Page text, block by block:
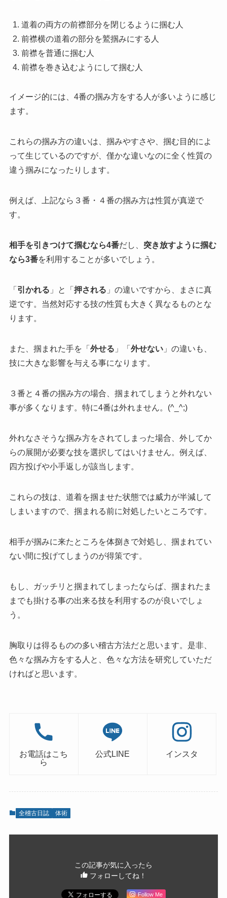
道着の両方の前襟部分を閉じるように掴む人
前襟横の道着の部分を鷲掴みにする人
前襟を普通に掴む人
前襟を巻き込むようにして掴む人
イメージ的には、4番の掴み方をする人が多いように感じ
ます。
これらの掴み方の違いは、掴みやすさや、掴む目的によ
って生じているのですが、僅かな違いなのに全く性質の
違う掴みになったりします。
例えば、上記なら３番・４番の掴み方は性質が真逆で
す。
相手を引きつけて掴むなら4番だし、 突き放すように掴む
なら3番を利用することが多いでしょう。
「 引かれる 」と「 押される 」の違いですから、まさに真
逆です。当然対応する技の性質も大きく異なるものとな
ります。
また、掴まれた手を「 外せる 」「 外せない」の違いも、
技に大きな影響を与える事になります。
３番と４番の掴み方の場合、掴まれてしまうと外れない
事が多くなります。特に4番は外れません。(^_^;)
外れなさそうな掴み方をされてしまった場合、外してか
らの展開が必要な技を選択してはいけません。例えば、
四方投げや小手返しが該当します。
これらの技は、道着を掴ませた状態では威力が半減して
しまいますので、掴まれる前に対処したいところです。
相手が掴みに来たところを体捌きで対処し、掴まれてい
ない間に投げてしまうのが得策です。
もし、ガッチリと掴まれてしまったならば、掴まれたま
までも掛ける事の出来る技を利用するのが良いでしょ
う。
胸取りは得るものの多い稽古方法だと思います。是非、
色々な掴み方をする人と、色々な方法を研究していただ
ければと思います。
お電話はこち
ら
公式LINE インスタ
全稽古日誌 体術
この記事が気に入ったら
フォローしてね！
Follow Me